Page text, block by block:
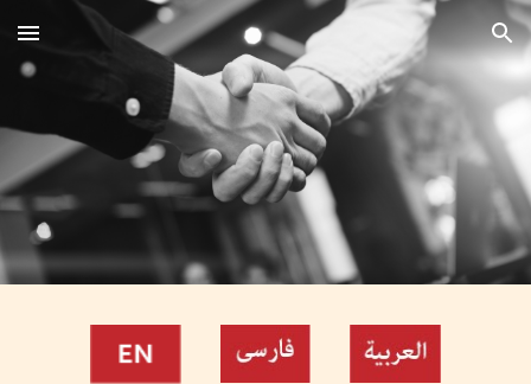
Skip to main content Skip to navigation